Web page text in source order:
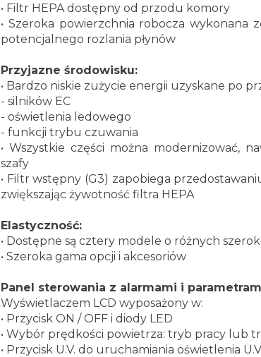
• Filtr HEPA dostępny od przodu komory
• Szeroka powierzchnia robocza
potencjalnego rozlania płynów
Przyjazne środowisku:
• Bardzo niskie zużycie energii uzyskane po
- silników EC
- oświetlenia ledowego
- funkcji trybu czuwania
• Wszystkie części można modernizować,
szafy
• Filtr wstępny (G3) zapobiega
zwiększając żywotność filtra HEPA
Elastyczność:
• Dostępne są cztery modele o różnych
• Szeroka gama opcji i akcesoriów
Panel sterowania z alarmami i
Wyświetlaczem LCD wyposażony w:
• Przycisk ON / OFF i diody LED
• Wybór prędkości powietrza: tryb pracy lub
• Przycisk U.V. do uruchamiania oświetlenia